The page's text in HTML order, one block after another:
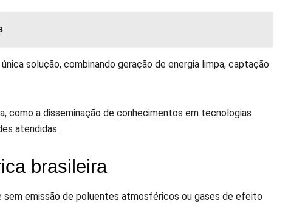
solução, combinando geração de energia limpa, captação
como a disseminação de conhecimentos em tecnologias
atendidas.
brasileira
sem emissão de poluentes atmosféricos ou gases de efeito